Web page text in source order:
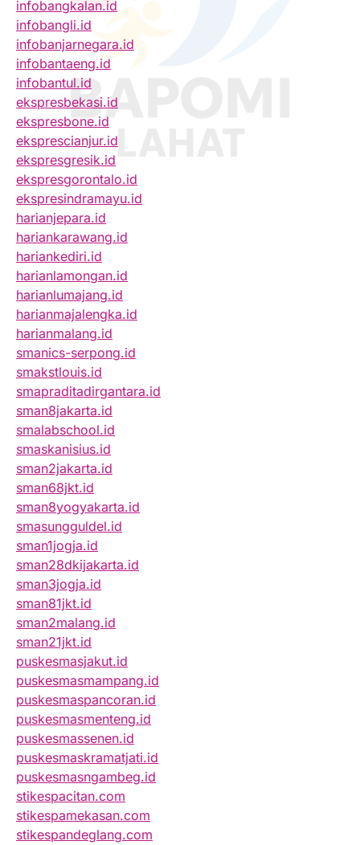
infobangkalan.id
infobangli.id
infobanjarnegara.id
infobantaeng.id
infobantul.id
ekspresbekasi.id
ekspresbone.id
eksprescianjur.id
ekspresgresik.id
ekspresgorontalo.id
ekspresindramayu.id
harianjepara.id
hariankarawang.id
hariankediri.id
harianlamongan.id
harianlumajang.id
harianmajalengka.id
harianmalang.id
smanics-serpong.id
smakstlouis.id
smapraditadirgantara.id
sman8jakarta.id
smalabschool.id
smaskanisius.id
sman2jakarta.id
sman68jkt.id
sman8yogyakarta.id
smasungguldel.id
sman1jogja.id
sman28dkijakarta.id
sman3jogja.id
sman81jkt.id
sman2malang.id
sman21jkt.id
puskesmasjakut.id
puskesmasmampang.id
puskesmaspancoran.id
puskesmasmenteng.id
puskesmassenen.id
puskesmaskramatjati.id
puskesmasngambeg.id
stikespacitan.com
stikespamekasan.com
stikespandeglang.com